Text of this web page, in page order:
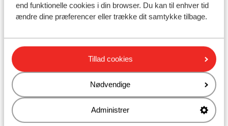
end funktionelle cookies i din browser. Du kan til enhver tid
ændre dine præferencer eller trække dit samtykke tilbage.
Tillad cookies
Nødvendige
Administrer
VAYA Fieberbrunn - Hotel
Fieberbrunn
Fordyb dig i wellness
Stilfuld, luksuriøs indretning
Gåafstand til gondolen